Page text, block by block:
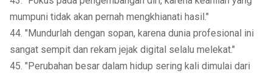
mumpuni tidak akan pernah mengkhianati hasil."
44. "Mundurlah dengan sopan, karena dunia profesional ini
sangat sempit dan rekam jejak digital selalu melekat."
45. "Perubahan besar dalam hidup sering kali dimulai dari